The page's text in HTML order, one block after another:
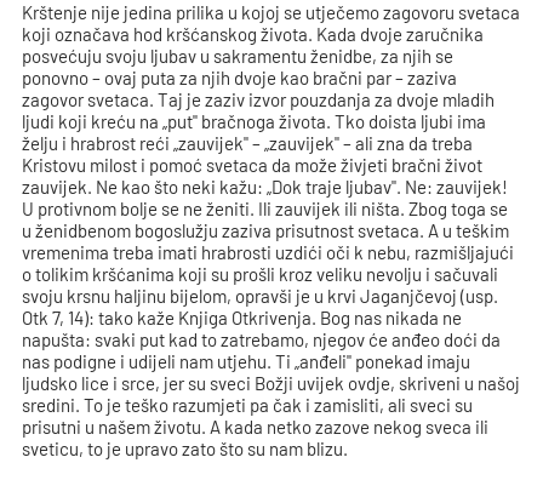
Krštenje nije jedina prilika u kojoj se utječemo zagovoru svetaca
koji označava hod kršćanskog života. Kada dvoje zaručnika
posvećuju svoju ljubav u sakramentu ženidbe, za njih se
ponovno – ovaj puta za njih dvoje kao bračni par – zaziva
zagovor svetaca. Taj je zaziv izvor pouzdanja za dvoje mladih
ljudi koji kreću na „put" bračnoga života. Tko doista ljubi ima
želju i hrabrost reći „zauvijek" – „zauvijek" – ali zna da treba
Kristovu milost i pomoć svetaca da može živjeti bračni život
zauvijek. Ne kao što neki kažu: „Dok traje ljubav". Ne: zauvijek!
U protivnom bolje se ne ženiti. Ili zauvijek ili ništa. Zbog toga se
u ženidbenom bogoslužju zaziva prisutnost svetaca. A u teškim
vremenima treba imati hrabrosti uzdići oči k nebu, razmišljajući
o tolikim kršćanima koji su prošli kroz veliku nevolju i sačuvali
svoju krsnu haljinu bijelom, opravši je u krvi Jaganjčevoj (usp.
Otk 7, 14): tako kaže Knjiga Otkrivenja. Bog nas nikada ne
napušta: svaki put kad to zatrebamo, njegov će anđeo doći da
nas podigne i udijeli nam utjehu. Ti „anđeli" ponekad imaju
ljudsko lice i srce, jer su sveci Božji uvijek ovdje, skriveni u našoj
sredini. To je teško razumjeti pa čak i zamisliti, ali sveci su
prisutni u našem životu. A kada netko zazove nekog sveca ili
sveticu, to je upravo zato što su nam blizu.